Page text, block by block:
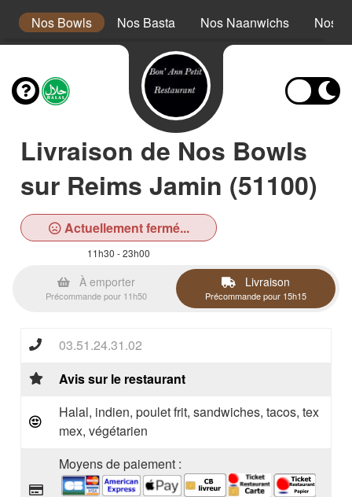
Nos Bowls Nos Basta Nos Naanwichs Nos
Livraison de Nos Bowls
sur Reims Jamin (51100)
Actuellement fermé...
11h30 - 23h00
À emporter
Précommande pour 11h50
Livraison
Précommande pour 15h15
03.51.24.31.02
Avis sur le restaurant
Halal, indien, poulet frit, sandwiches, tacos, tex
mex, végétarien
Moyens de paiement :